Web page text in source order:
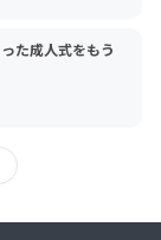
た成人式をもう